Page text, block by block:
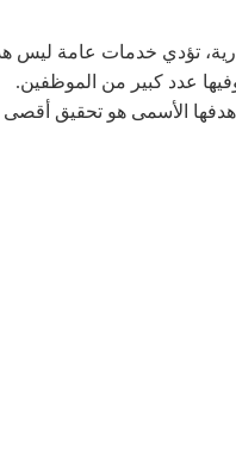
تؤدي خدمات عامة ليس
عدد كبير من الموظفين.
أن هدفها الأسمى هو تحقيق